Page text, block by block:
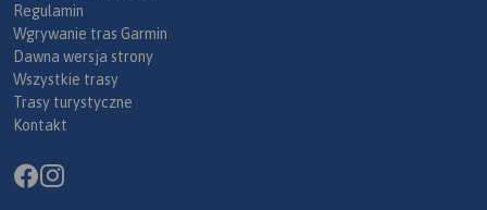
Regulamin
Wgrywanie tras Garmin
Dawna wersja strony
Wszystkie trasy
Trasy turystyczne
Kontakt